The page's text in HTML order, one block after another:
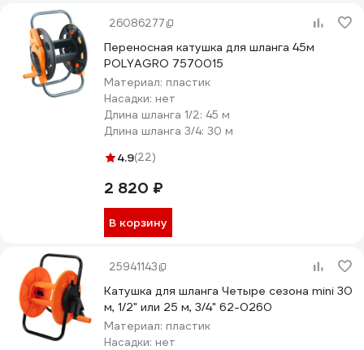
26086277
Переносная катушка для шланга 45м
POLYAGRO 7570015
Материал: пластик
Насадки: нет
Длина шланга 1/2: 45 м
Длина шланга 3/4: 30 м
4.9(22)
2 820 ₽
В корзину
25941143
Катушка для шланга Четыре сезона mini 30
м, 1/2" или 25 м, 3/4" 62-0260
Материал: пластик
Насадки: нет